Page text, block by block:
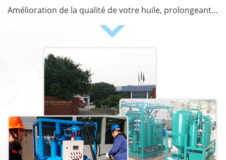
Amélioration de la qualité de votre huile, prolongeant la vie de votre équipement et vos économies